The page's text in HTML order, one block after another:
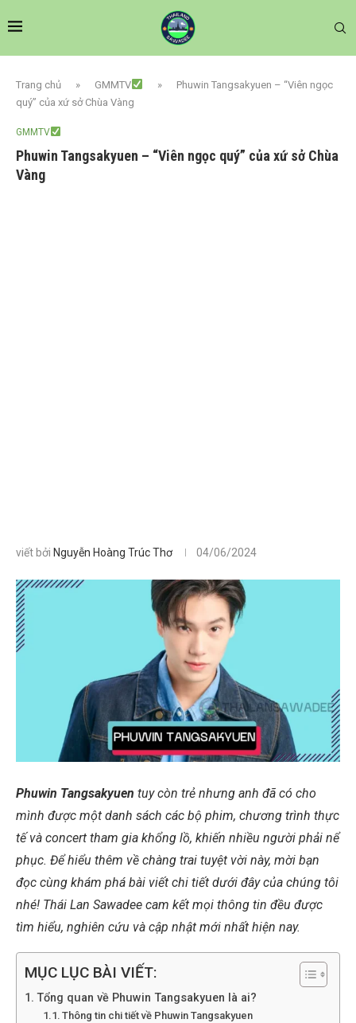
Trang chủ » GMMTV »
Phuwin Tangsakyuen – “Viên ngọc
quý” của xứ sở Chùa Vàng
GMMTV
Phuwin Tangsakyuen – “Viên ngọc quý” của xứ sở Chùa
Vàng
viết bởi Nguyễn Hoàng Trúc Thơ 04/06/2024
Phuwin Tangsakyuen tuy còn trẻ nhưng anh đã có cho
mình được một danh sách các bộ phim, chương trình thực
tế và concert tham gia khổng lồ, khiến nhiều người phải nể
phục. Để hiểu thêm về chàng trai tuyệt vời này, mời bạn
đọc cùng khám phá bài viết chi tiết dưới đây của chúng tôi
nhé! Thái Lan Sawadee cam kết mọi thông tin đều được
tìm hiểu, nghiên cứu và cập nhật mới nhất hiện nay.
MỤC LỤC BÀI VIẾT:
Tổng quan về Phuwin Tangsakyuen là ai?
Thông tin chi tiết về Phuwin Tangsakyuen